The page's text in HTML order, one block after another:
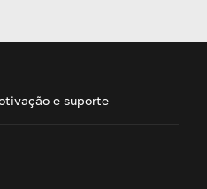
e suporte